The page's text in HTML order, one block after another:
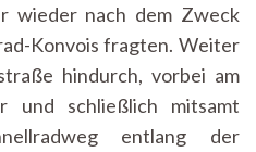
wieder nach dem Zweck
Konvois fragten. Weiter
hindurch, vorbei am
und schließlich mitsamt
entlang der